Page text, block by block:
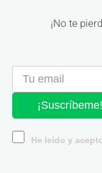
¡No te
¡Suscríbeme!
He leído y